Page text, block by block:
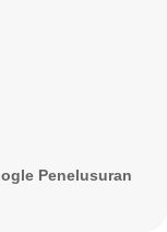
Penelusuran